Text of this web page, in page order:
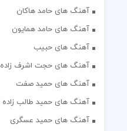
آهنگ های حامد هاکان
آهنگ های حامد همایون
آهنگ های حبیب
آهنگ های حجت اشرف زاده
آهنگ های حمید صفت
آهنگ های حمید طالب زاده
آهنگ های حمید عسگری